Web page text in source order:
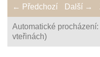
← Předchozí Další →
Automatické procházení:
vteřinách)